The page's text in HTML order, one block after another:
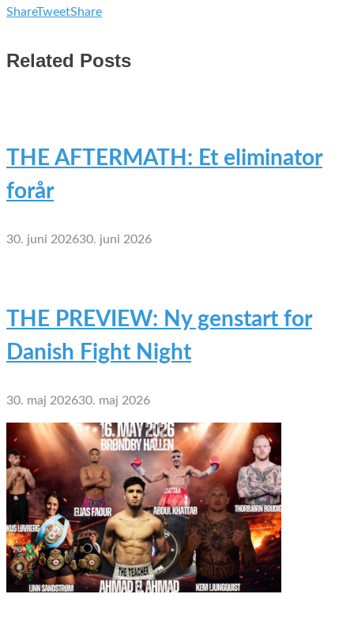
ShareTweetShare
Related Posts
THE AFTERMATH: Et eliminator
forår
30. juni 202630. juni 2026
THE PREVIEW: Ny genstart for
Danish Fight Night
30. maj 202630. maj 2026